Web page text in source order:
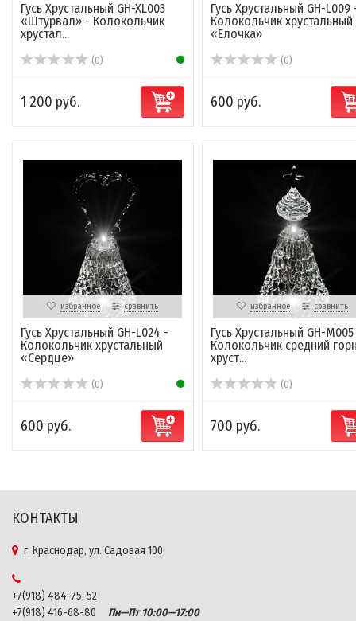
Гусь Хрустальный GH-XL003
«Штурвал» - Колокольчик
хрустал...
(0)
1 200 руб.
Гусь Хрустальный GH-L009
Колокольчик хрустальный
«Елочка»
(0)
600 руб.
избранное сравнить
Гусь Хрустальный GH-L024 -
Колокольчик хрустальный
«Сердце»
(0)
600 руб.
избранное сравнить
Гусь Хрустальный GH-M005
Колокольчик средний
хруст...
(0)
700 руб.
КОНТАКТЫ
г. Краснодар, ул. Садовая 100
+7(918) 484-75-52
+7(918) 416-68-80
Пн—Пт 10:00—17:00